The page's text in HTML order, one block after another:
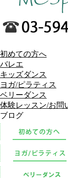
初めての方へ
バレエ
キッズダンス
ヨガ/ピラティス
ベリーダンス
体験レッスン/お問
ブログ